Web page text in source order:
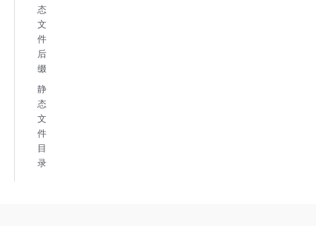
态
文
件
后
缀
静
态
文
件
目
录